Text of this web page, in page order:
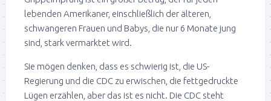
lebenden Amerikaner, einschließlich der älteren,
schwangeren Frauen und Babys, die nur 6 Monate jung
sind, stark vermarktet wird.
Sie mögen denken, dass es schwierig ist, die US-
Regierung und die CDC zu erwischen, die fettgedruckte
Lügen erzählen, aber das ist es nicht. Die CDC steht